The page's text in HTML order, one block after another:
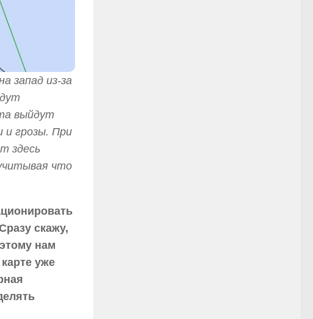
запад из-за
выйдут
и грозы. При
здесь
что
скажу,
нам
уже